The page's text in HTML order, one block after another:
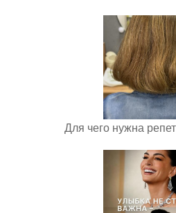
Для чего нужна